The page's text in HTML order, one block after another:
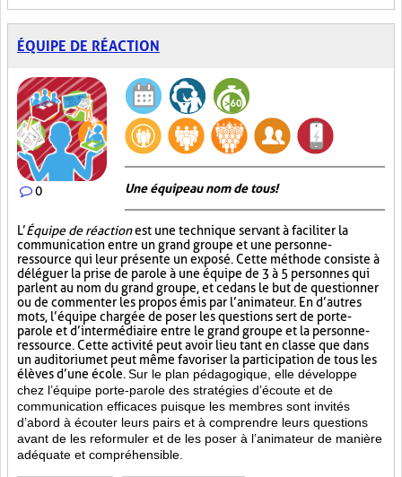
ÉQUIPE DE RÉACTION
0 Une équipe au nom de tous!
L’Équipe de réactionest une technique servant à faciliter la
communication entre un grand groupe et une personne-
ressource qui leur présente un exposé. Cette méthode consiste à
déléguer la prise de parole à une équipe de 3 à 5 personnes qui
parlent au nom du grand groupe, et ce dans le but de questionner
ou de commenter les propos émis par l’animateur. En d’autres
mots, l’équipe chargée de poser les questions sert de porte-
parole et d’intermédiaire entre le grand groupe et la personne-
ressource. Cette activité peut avoir lieu tant en classe que dans
un auditorium et peut même favoriser la participation de tous les
élèves d’une école. Sur le plan pédagogique, elle développe
chez l’équipe porte-parole des stratégies d’écoute et de
communication efficaces puisque les membres sont invités
d’abord à écouter leurs pairs et à comprendre leurs questions
avant de les reformuler et de les poser à l’animateur de manière
adéquate et compréhensible.